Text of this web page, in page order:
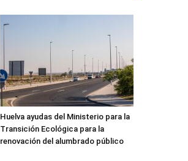
Huelva ayudas del Ministerio para la
Transición Ecológica para la
renovación del alumbrado público